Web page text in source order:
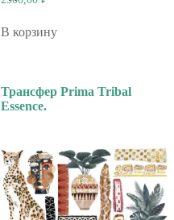
В корзину
Трансфер Prima Tribal
Essence.